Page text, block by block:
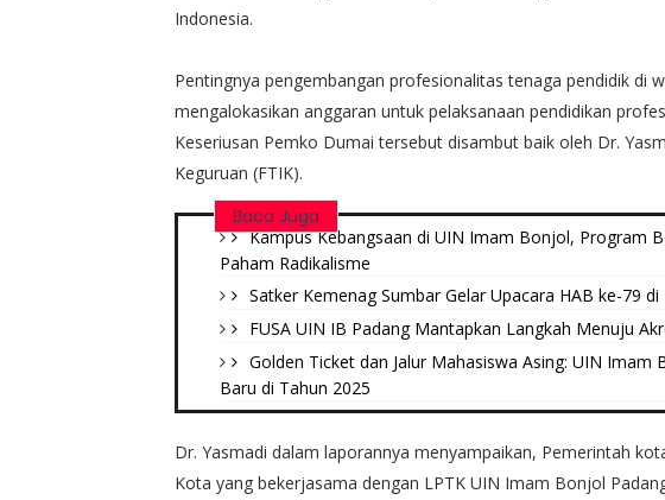
Indonesia.
Pentingnya pengembangan profesionalitas tenaga pendidik di
mengalokasikan anggaran untuk pelaksanaan pendidikan
Keseriusan Pemko Dumai tersebut disambut baik oleh Dr.
Keguruan (FTIK).
Baca Juga
Kampus Kebangsaan di UIN Imam Bonjol, Program
Paham Radikalisme
Satker Kemenag Sumbar Gelar Upacara HAB ke-79
FUSA UIN IB Padang Mantapkan Langkah Menuju
Golden Ticket dan Jalur Mahasiswa Asing: UIN
Baru di Tahun 2025
Dr. Yasmadi dalam laporannya menyampaikan, Pemerintah
Kota yang bekerjasama dengan LPTK UIN Imam Bonjol